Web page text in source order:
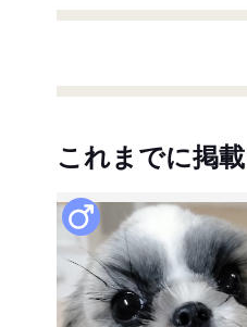
これまでに掲